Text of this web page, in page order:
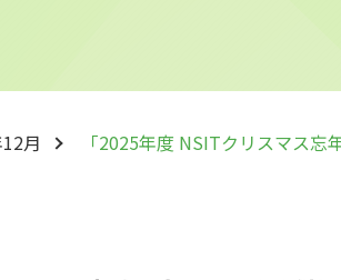
月 「2025年度 NSITクリスマス忘